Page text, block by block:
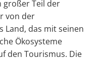
großer Teil der
von der
Land, das mit seinen
Ökosysteme
den Tourismus. Die